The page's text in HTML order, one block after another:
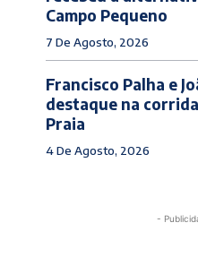
Campo Pequeno
7 De Agosto, 2026
Francisco Palha e
destaque na
Praia
4 De Agosto, 2026
-